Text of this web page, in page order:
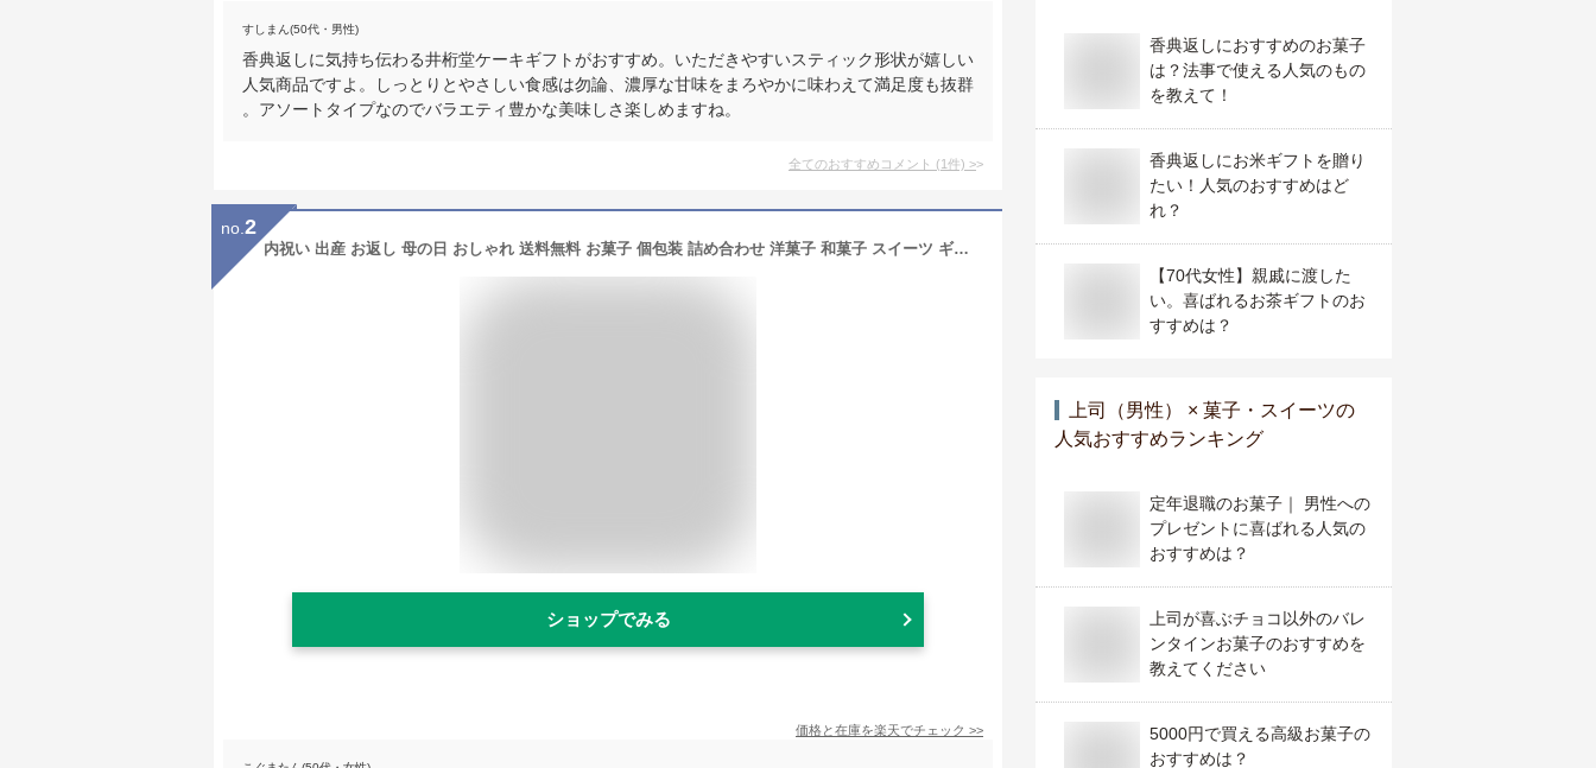
すしまん(50代・男性)
香典返しに気持ち伝わる井桁堂ケーキギフトがおすすめ。いただきやすいスティック形状が嬉しい
人気商品ですよ。しっとりとやさしい食感は勿論、濃厚な甘味をまろやかに味わえて満足度も抜群
。アソートタイプなのでバラエティ豊かな美味しさ楽しめますね。
全てのおすすめコメント (1件) >
no. 2
内祝い 出産 お返し 母の日 おしゃれ 送料無料 お菓子 個包装 詰め合わせ 洋菓子 和菓子 スイーツ ギフト セット 井桁堂 和フィナンシェ 大 12個入 退職 職場 高級 大人 焼き菓子 入学祝い 結婚内祝い 出産内祝い 新築祝い 快気祝い 香典返し お礼 プレゼント(あす楽)
ショップでみる
価格と在庫を楽天でチェック >>
香典返しにおすすめのお菓子
は？法事で使える人気のもの
を教えて！
香典返しにお米ギフトを贈り
たい！人気のおすすめはど
れ？
【70代女性】親戚に渡した
い。喜ばれるお茶ギフトのお
すすめは？
上司（男性） × 菓子・スイーツの
人気おすすめランキング
定年退職のお菓子｜ 男性への
プレゼントに喜ばれる人気の
おすすめは？
上司が喜ぶチョコ以外のバレ
ンタインお菓子のおすすめを
教えてください
5000円で買える高級お菓子の
おすすめは？